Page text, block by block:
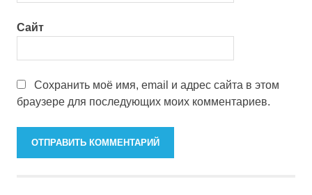
Сайт
Сохранить моё имя, email и адрес сайта в этом
браузере для последующих моих комментариев.